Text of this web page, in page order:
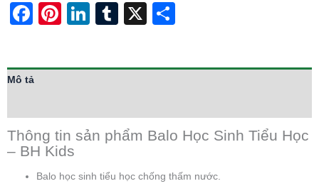
Facebook
Pinterest
LinkedIn
Tumblr
X
Mô tả
Thông tin sản phẩm Balo Học Sinh Tiểu Học
– BH Kids
Balo học sinh tiểu học chống thấm nước.